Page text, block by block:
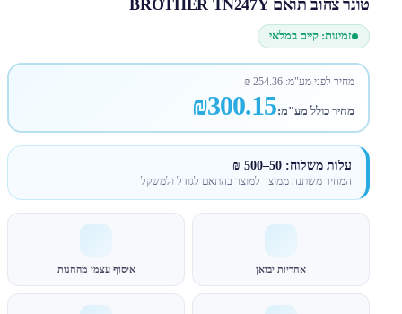
טונר צהוב תואם BROTHER TN247Y
זמינות: קיים במלאי
מחיר לפני מע"מ:254.36
₪
מחיר כולל מע"מ:₪300.15
עלות משלוח: 50–500 ₪
המחיר משתנה ממוצר למוצר בהתאם לגודל ולמשקל
אחריות יבואן איסוף עצמי מהחנות